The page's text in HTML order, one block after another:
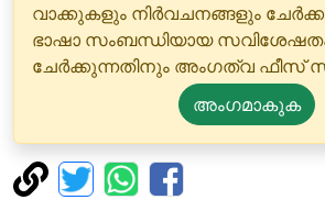
വാക്കുകളും നിർവചനങ്ങളും
ഭാഷാ സംബന്ധിയായ
ചേർക്കുന്നതിനും അംഗത്വ ഫീസ്
അംഗമാകുക